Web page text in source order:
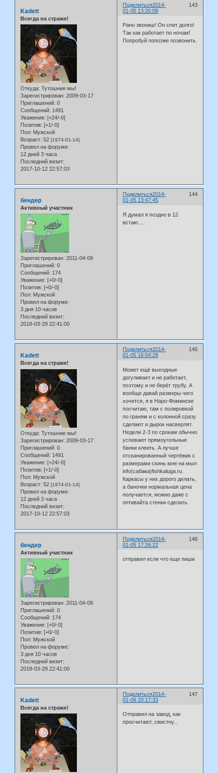
Поделиться 143
2014-
01-05 13:26:08
Kadett
Всегда на страже!
Откуда: Тутошние мы!
Зарегистрирован: 2009-03-17
Приглашений: 0
Сообщений: 1491
Уважение: [+24/-0]
Позитив: [+1/-0]
Пол: Мужской
Возраст: 52 [1974-01-14]
Провел на форуме:
12 дней 3 часа
Последний визит:
2017-10-12 22:57:03
Рано звониш! Он спит долго!
Так как работает по ночам!
Попробуй попозже позвонить.
Поделиться 144
2014-
01-05 13:47:45
бендер
Активный участник
Зарегистрирован: 2011-04-09
Приглашений: 0
Сообщений: 174
Уважение: [+0/-0]
Позитив: [+0/-0]
Пол: Мужской
Провел на форуме:
3 дня 10 часов
Последний визит:
2018-03-29 22:41:00
Я думал я поздно в 12
встаю.....
Поделиться 145
2014-
01-05 16:04:28
Kadett
Всегда на страже!
Откуда: Тутошние мы!
Зарегистрирован: 2009-03-17
Приглашений: 0
Сообщений: 1491
Уважение: [+24/-0]
Позитив: [+1/-0]
Пол: Мужской
Возраст: 52 [1974-01-14]
Провел на форуме:
12 дней 3 часа
Последний визит:
2017-10-12 22:57:03
Может ещё выходные
догуливает и не работает,
поэтому и не берёт трубу. А
вообще давай размеры чего
хочется, я в Наро-Фоминске
посчитаю, там с полировкой
по граням и с колонной сразу
сделают и дырок насверлят.
Недели 2-3 по срокам обычно
успевают прямоугольные
банки клеить. А лучше
отсканированный чертёжик с
размерами скинь мне на мыл
info(сабака)fishkaluga.ru.
Каркасы у них дорого делать,
а баночки нормальная цена
получается, можно даже с
оптивайта стенки сделать.
Поделиться 146
2014-
01-05 17:26:22
бендер
Активный участник
Зарегистрирован: 2011-04-09
Приглашений: 0
Сообщений: 174
Уважение: [+0/-0]
Позитив: [+0/-0]
Пол: Мужской
Провел на форуме:
3 дня 10 часов
Последний визит:
2018-03-29 22:41:00
отправил если что еще пиши
Поделиться 147
2014-
01-06 20:17:33
Kadett
Всегда на страже!
Отправил на завод, как
просчитают, свистну...